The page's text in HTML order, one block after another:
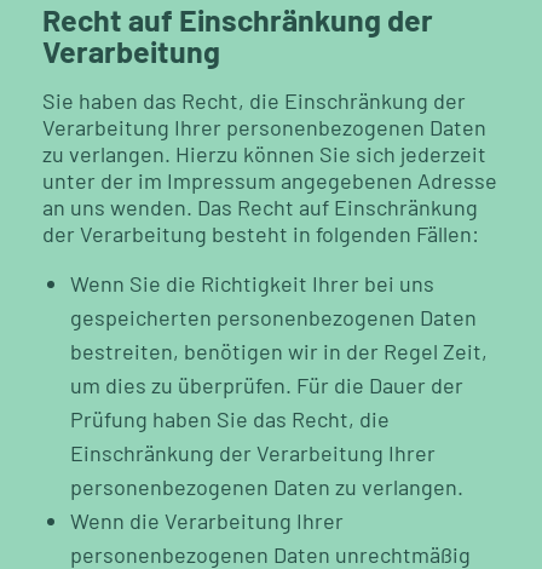
Recht auf Einschränkung der
Verarbeitung
Sie haben das Recht, die Einschränkung der
Verarbeitung Ihrer personenbezogenen Daten
zu verlangen. Hierzu können Sie sich jederzeit
unter der im Impressum angegebenen Adresse
an uns wenden. Das Recht auf Einschränkung
der Verarbeitung besteht in folgenden Fällen:
Wenn Sie die Richtigkeit Ihrer bei uns
gespeicherten personenbezogenen Daten
bestreiten, benötigen wir in der Regel Zeit,
um dies zu überprüfen. Für die Dauer der
Prüfung haben Sie das Recht, die
Einschränkung der Verarbeitung Ihrer
personenbezogenen Daten zu verlangen.
Wenn die Verarbeitung Ihrer
personenbezogenen Daten unrechtmäßig